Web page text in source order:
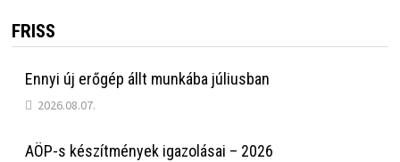
FRISS
Ennyi új erőgép állt munkába júliusban
2026.08.07.
AÖP-s készítmények igazolásai – 2026